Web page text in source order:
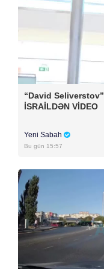
“David
İSRAİLDƏN VİDEO
Yeni Sabah
Bu gün 15:57